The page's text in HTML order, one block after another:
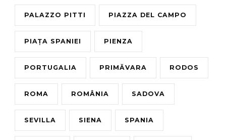
PALAZZO PITTI PIAZZA DEL CAMPO
PIAȚA SPANIEI PIENZA
PORTUGALIA PRIMĂVARA RODOS
ROMA ROMÂNIA SADOVA
SEVILLA SIENA SPANIA